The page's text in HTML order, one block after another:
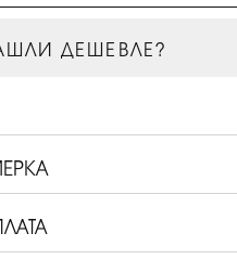
ДЕШЕВЛЕ?